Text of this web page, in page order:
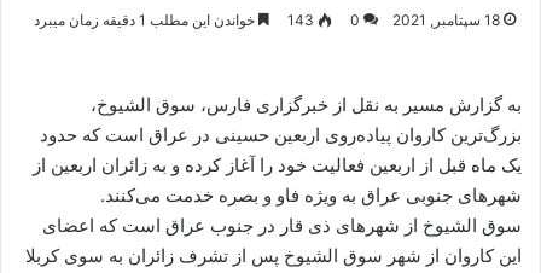
18 سپتامبر, 2021 0
143 خواندن این مطلب 1 دقیقه زمان میبرد
به گزارش مسیر به نقل از خبرگزاری فارس، سوق الشیوخ،
بزرگ‌ترین کاروان پیاده‌روی اربعین حسینی در عراق است که حدود
یک ماه قبل از اربعین فعالیت خود را آغاز کرده و به زائران اربعین از
شهرهای جنوبی عراق به ویژه فاو و بصره خدمت می‌کنند.
سوق الشیوخ از شهرهای ذی قار در جنوب عراق است که اعضای
این کاروان از شهر سوق الشیوخ پس از تشرف زائران به سوی کربلا